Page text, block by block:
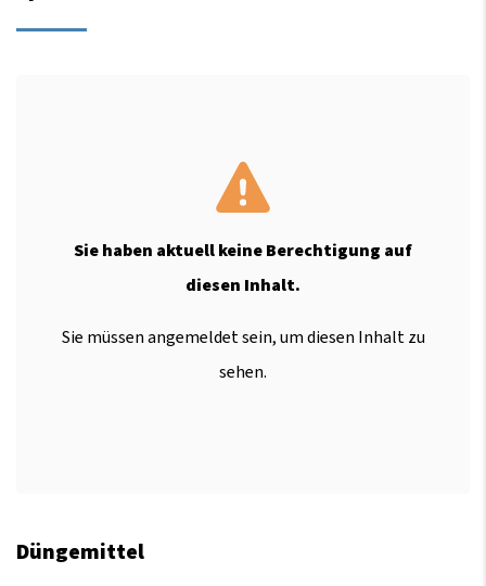
Sie haben aktuell keine Berechtigung auf
diesen Inhalt.
Sie müssen angemeldet sein, um diesen Inhalt zu
sehen.
Düngemittel